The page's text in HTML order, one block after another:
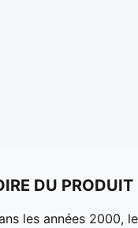
DU PRODUIT
les années 2000,